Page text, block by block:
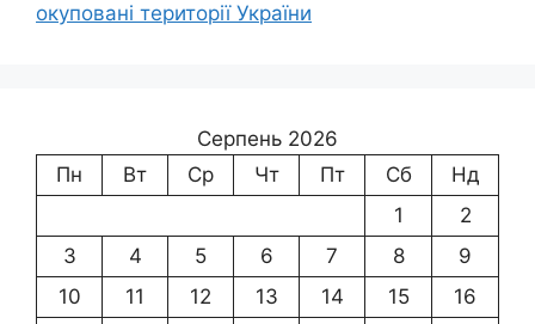
окуповані території України
Серпень 2026
Пн
Вт Ср Чт Пт Сб
Нд
1
2
3
4 5 6 7 8
9
10
11 12 13 14 15
16